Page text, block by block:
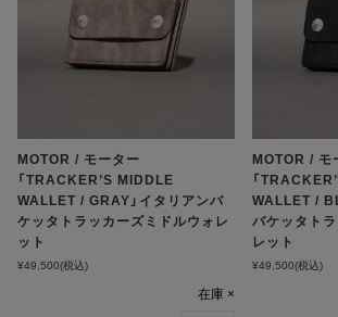
MOTOR / モーター
「TRACKER’S MIDDLE
WALLET / GRAY」イタリアンバ
ケッタトラッカーズミドルウォレ
ット
¥49,500(税込)
在庫 ×
MOTOR / モ
「
WALLET /
バケッタト
レット
¥49,500(税込)